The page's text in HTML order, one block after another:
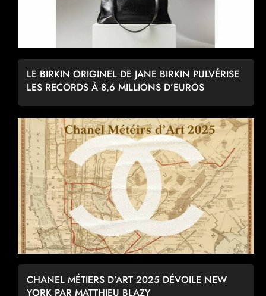
LE BIRKIN ORIGINEL DE JANE BIRKIN PULVÉRISE
LES RECORDS À 8,6 MILLIONS D’EUROS
CHANEL MÉTIERS D’ART 2025 DÉVOILE NEW
YORK PAR MATTHIEU BLAZY